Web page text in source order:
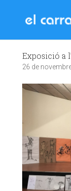
Exposició a
26 de